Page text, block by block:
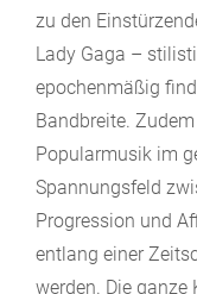
zu den
Lady Gaga –
epochenmäßig
Bandbreite.
Popularmusik im
Spannungsfeld
Progression und
entlang einer
werden. Die ganze